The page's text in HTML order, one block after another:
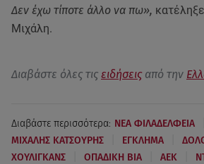
Δεν έχω τίποτε άλλο να πω»,
Μιχάλη.
Διαβάστε όλες τις ειδήσεις από την
Διαβάστε περισσότερα: ΝΕΑ ΦΙΛΑΔΕΛΦΕΙΑ
ΜΙΧΑΛΗΣ ΚΑΤΣΟΥΡΗΣ ΕΓΚΛΗΜΑ
ΧΟΥΛΙΓΚΑΝΣ ΟΠΑΔΙΚΗ ΒΙΑ AEK